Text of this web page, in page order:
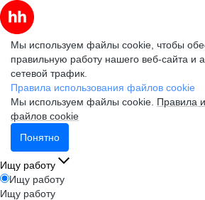
Мы используем файлы cookie, чтобы
правильную работу нашего веб-сайта и
сетевой трафик.
Правила использования файлов cookie
Мы используем файлы cookie. Правила
файлов cookie
Понятно
Ищу работу
Ищу работу
Ищу работу